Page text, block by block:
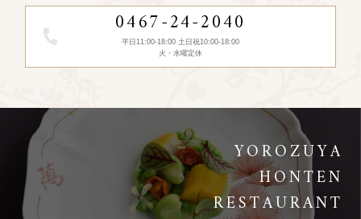
0467-24-2040
平日11:00-18:00 土日祝10:00-18:00
火・水曜定休
YOROZUYA
HONTEN
RESTAURANT